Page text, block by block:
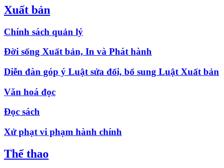
Xuất bản
Chính sách quản lý
Đời sống Xuất bản, In và Phát hành
Diễn đàn góp ý Luật sửa đổi, bổ sung Luật Xuất bản
Văn hoá đọc
Đọc sách
Xử phạt vi phạm hành chính
Thể thao